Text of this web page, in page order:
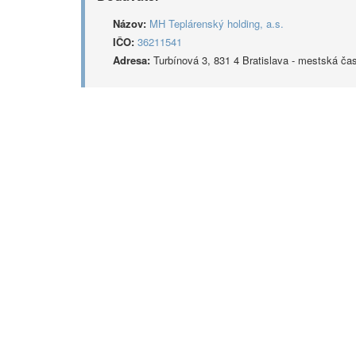
Názov: MH Teplárenský holding, a.s.
IČO: 36211541
Adresa: Turbínová 3, 831 4 Bratislava - mestská